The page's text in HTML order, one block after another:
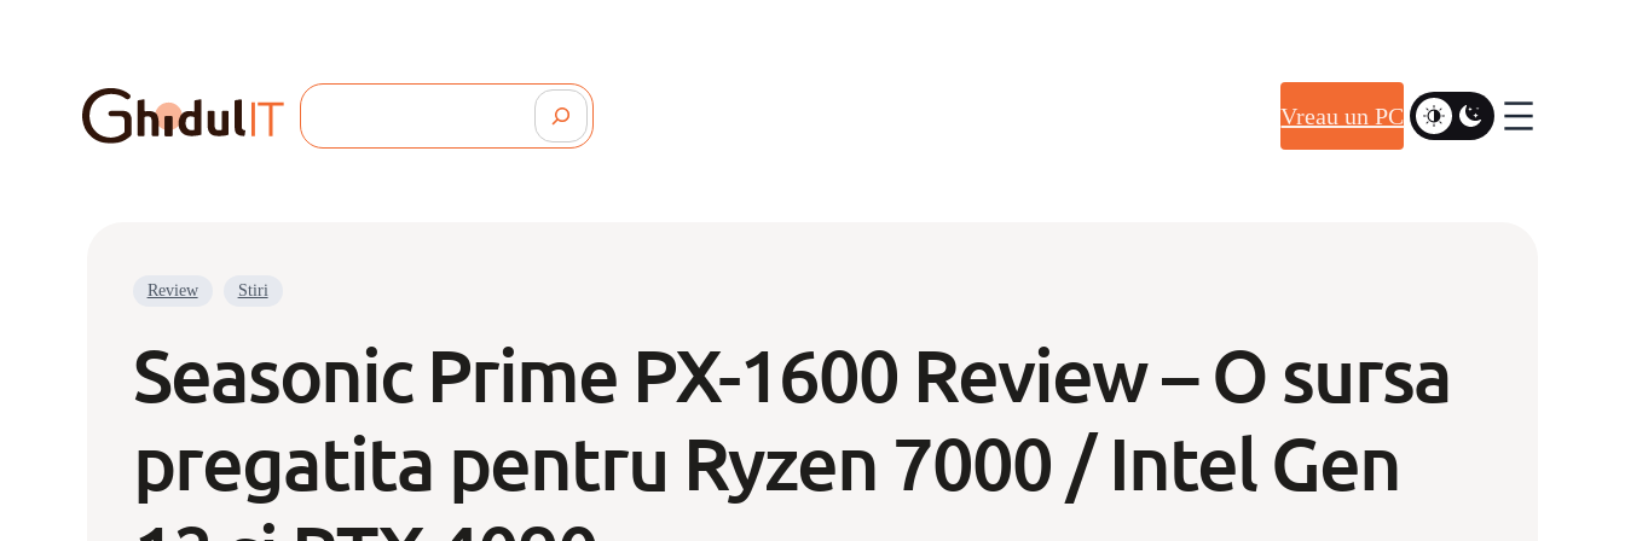
Search
Vreau un PC
Review Stiri
Seasonic Prime PX-1600 Review – O sursa
pregatita pentru Ryzen 7000 / Intel Gen